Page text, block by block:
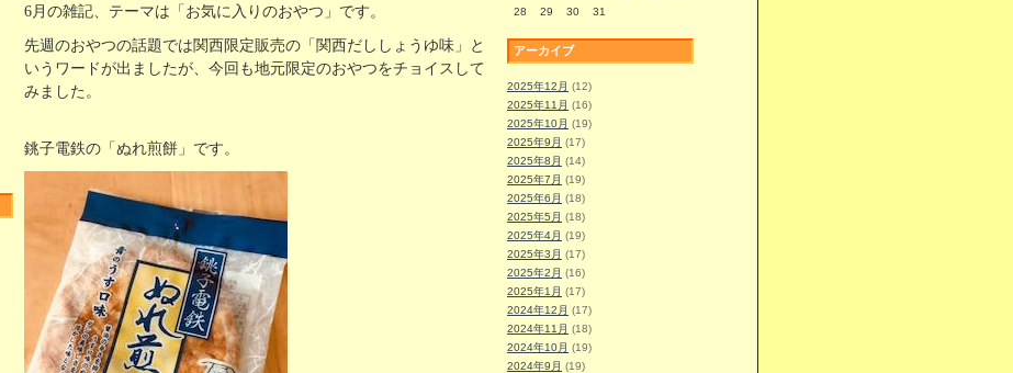
6月の雑記、テーマは「お気に入りのおやつ」です。
先週のおやつの話題では関西限定販売の「関西だししょうゆ味」と
いうワードが出ましたが、今回も地元限定のおやつをチョイスして
みました。
銚子電鉄の「ぬれ煎餅」です。
28
29 30 31
アーカイブ
2025年12月 (12)
2025年11月 (16)
2025年10月 (19)
2025年9月 (17)
2025年8月 (14)
2025年7月 (19)
2025年6月 (18)
2025年5月 (18)
2025年4月 (19)
2025年3月 (17)
2025年2月 (16)
2025年1月 (17)
2024年12月 (17)
2024年11月 (18)
2024年10月 (19)
2024年9月 (19)